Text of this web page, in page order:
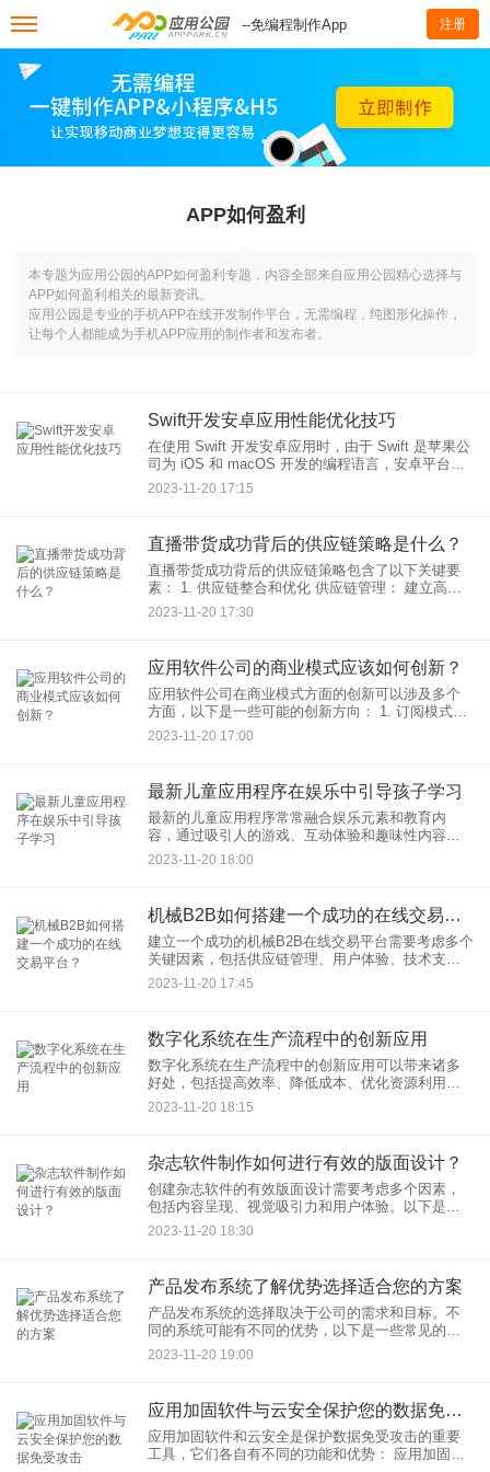
--免编程制作App 注册
APP如何盈利
本专题为应用公园的APP如何盈利专题，内容全部来自应用公园精心选择与
APP如何盈利相关的最新资讯。
应用公园是专业的手机APP在线开发制作平台，无需编程，纯图形化操作，
让每个人都能成为手机APP应用的制作者和发布者。
Swift开发安卓应用性能优化技巧
在使用 Swift 开发安卓应用时，由于 Swift 是苹果公
司为 iOS 和 macOS 开发的编程语言，安卓平台并
不原生支持 Swift。然而，如果想要在安卓平台上使
用 Swift 进行开发，你可
2023-11-20 17:15
直播带货成功背后的供应链策略是什么？
直播带货成功背后的供应链策略包含了以下关键要
素： 1. 供应链整合和优化 供应链管理： 建立高效
的供应链体系，确保货品供应充足、稳定。
2023-11-20 17:30
应用软件公司的商业模式应该如何创新？
应用软件公司在商业模式方面的创新可以涉及多个
方面，以下是一些可能的创新方向： 1. 订阅模式和
增值服务 订阅模式转型： 考虑从传统的一次性购买
模式转向
2023-11-20 17:00
最新儿童应用程序在娱乐中引导孩子学习
最新的儿童应用程序常常融合娱乐元素和教育内
容，通过吸引人的游戏、互动体验和趣味性内容来
引导孩子学习。以下是一些这类应用程序中常见的
特点和方法： 1. 互动游戏和趣味学习
2023-11-20 18:00
机械B2B如何搭建一个成功的在线交易平台？
建立一个成功的机械B2B在线交易平台需要考虑多个
关键因素，包括供应链管理、用户体验、技术支持
等。以下是一些关键步骤和策略： 1. 市场调研和定
位 目标
2023-11-20 17:45
数字化系统在生产流程中的创新应用
数字化系统在生产流程中的创新应用可以带来诸多
好处，包括提高效率、降低成本、优化资源利用以
及加强生产过程的透明度和可控性。以下是一些创
2023-11-20 18:15
杂志软件制作如何进行有效的版面设计？
创建杂志软件的有效版面设计需要考虑多个因素，
包括内容呈现、视觉吸引力和用户体验。以下是一
些有效的版面设计指南： 1. 清晰的信息架构 内容结
构： 设计
2023-11-20 18:30
产品发布系统了解优势选择适合您的方案
产品发布系统的选择取决于公司的需求和目标。不
同的系统可能有不同的优势，以下是一些常见的优
势和适用场景： 1. 持续集成/持续交付（CI/CD）工
具
2023-11-20 19:00
应用加固软件与云安全保护您的数据免受攻击
应用加固软件和云安全是保护数据免受攻击的重要
工具，它们各自有不同的功能和优势： 应用加固软